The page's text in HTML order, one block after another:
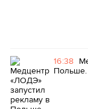
16:38